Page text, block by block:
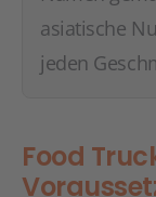
asiatische
jeden
Food